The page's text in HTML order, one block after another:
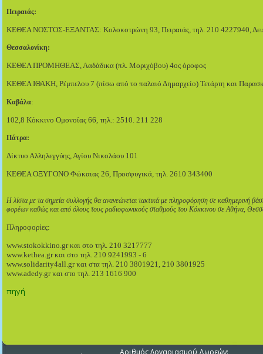
Πειραιάς:
ΚΕΘΕΑ ΝΟΣΤΟΣ-ΕΞΑΝΤΑΣ: Κολοκοτρώνη 93, Πειραιάς, τηλ. 210 4227940,
Θεσσαλονίκη:
ΚΕΘΕΑ ΠΡΟΜΗΘΕΑΣ, Λαδάδικα (πλ. Μοριχόβου) 4ος όροφος
ΚΕΘΕΑ ΙΘΑΚΗ, Ρέμπελου 7 (πίσω από το παλαιό Δημαρχείο) Τετάρτη και
Καβάλα:
102,8 Κόκκινο Ομονοίας 66, τηλ.: 2510. 211 228
Πάτρα:
Δίκτυο Αλληλεγγύης, Αγίου Νικολάου 101
ΚΕΘΕΑ ΟΞΥΓΟΝΟ Φώκαιας 26, Προσφυγικά, τηλ. 2610 343400
Η λίστα με τα σημεία συλλογής θα ανανεώνεται τακτικά με πληροφόρηση σε καθημερινή
φορέων καθώς και από όλους τους ραδιοφωνικούς σταθμούς του Κόκκινου σε Αθήνα,
Πληροφορίες:
www.stokokkino.gr και στο τηλ. 210 3217777
www.kethea.gr και στο τηλ. 210 9241993 - 6
www.solidarity4all.gr και στα τηλ. 210 3801921, 210 3801925
www.adedy.gr και στο τηλ. 213 1616 900
πηγή
Αριθμός Λογαριασμού Δωρεών: